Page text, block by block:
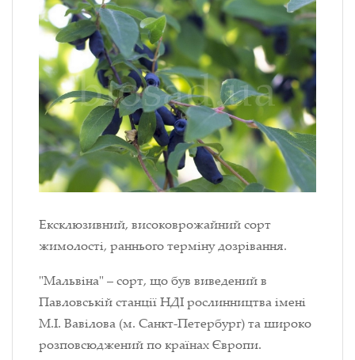
Ексклюзивний, високоврожайний сорт
жимолості, раннього терміну дозрівання.
"Мальвіна" – сорт, що був виведений в
Павловській станції НДІ рослинництва імені
М.І. Вавілова (м. Санкт-Петербург) та широко
розповсюджений по країнах Європи.